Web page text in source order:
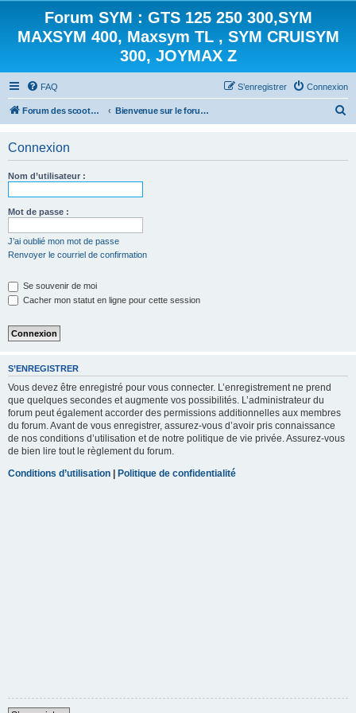
Forum SYM : GTS 125 250 300,SYM
MAXSYM 400, Maxsym TL , SYM CRUISYM
300, JOYMAX Z
FAQ Connexion
S’enregistrer
Forum des scooters SYM - GTS -MAXSYM - CRUISYM - JOYMAX - Maxsym TL Bienvenue sur le forum des scooters de la gamme SYM
Connexion
Nom d’utilisateur :
Mot de passe :
J’ai oublié mon mot de passe
Renvoyer le courriel de confirmation
Se souvenir de moi
Cacher mon statut en ligne pour cette session
S’ENREGISTRER
Vous devez être enregistré pour vous connecter. L’enregistrement ne prend
que quelques secondes et augmente vos possibilités. L’administrateur du
forum peut également accorder des permissions additionnelles aux membres
du forum. Avant de vous enregistrer, assurez-vous d’avoir pris connaissance
de nos conditions d’utilisation et de notre politique de vie privée. Assurez-vous
de bien lire tout le règlement du forum.
Conditions d’utilisation | Politique de confidentialité